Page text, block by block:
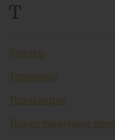
Т
Тендер
Терминал
Транзакция
Трансграничные